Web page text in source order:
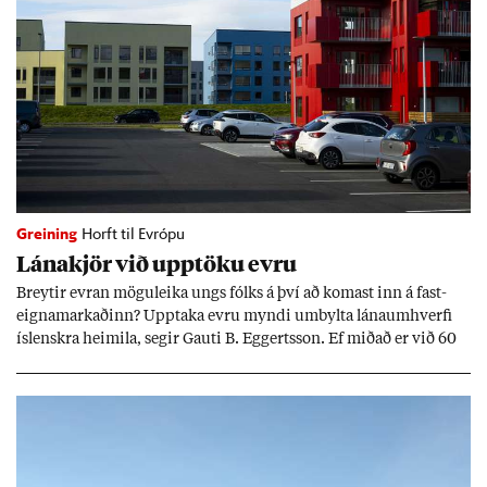
Greining Horft til Evrópu
Lána­kjör við upp­töku evru
Breyt­ir evr­an mögu­leika ungs fólks á því að kom­ast inn á fast­
eigna­mark­að­inn? Upp­taka evru myndi um­bylta lánaum­hverfi
ís­lenskra heim­ila, seg­ir Gauti B. Eggerts­son. Ef mið­að er við 60